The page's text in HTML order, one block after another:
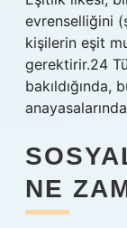
evrenselliğini
kişilerin eşit
gerektirir.24
bakıldığında,
NE